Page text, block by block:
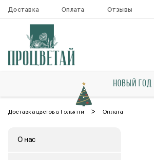
Доставка Оплата Отзывы
НОВЫЙ ГОД
Доставка цветов в Тольятти > Оплата
О нас